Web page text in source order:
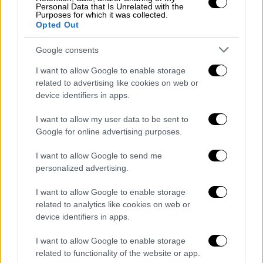
Personal Data that Is Unrelated with the
Purposes for which it was collected.
Opted Out
Google consents
I want to allow Google to enable storage
related to advertising like cookies on web or
device identifiers in apps.
I want to allow my user data to be sent to
Google for online advertising purposes.
I want to allow Google to send me
personalized advertising.
I want to allow Google to enable storage
related to analytics like cookies on web or
device identifiers in apps.
I want to allow Google to enable storage
related to functionality of the website or app.
Prince Harry Set to Regain Armed
Security in U.K., Opening Door for
Prince Archie and Princess Lilibet To
Visit King Charles
https://t.co/GKH7VD6pYL
— People (@people)
Ωστόσο,καθοριστικό ρόλο φαίνεται να
έπαιξε επιστολή που απέστειλε στη
Βρετανίδα υπουργό Εσωτερικών
, Σαμπάνα
Μαχμούντ, έπειτα από περιστατικά
παρακολούθησης και διαδικτυακές απειλές
εις βάρος του ίδιου και της οικογένειάς
του. Κατά τη διάρκεια επίσκεψής του στο
Λονδίνο, στα τέλη του καλοκαιριού, είχε
καταγγείλει ότι άγνωστος τον πλησίασε «σε